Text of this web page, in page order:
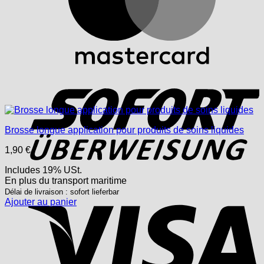
Brosse longue application pour produits de soins liquides
1,90 €
Includes 19% USt.
En plus du transportmaritime
Délai de livraison : sofort lieferbar
Ajouter au panier